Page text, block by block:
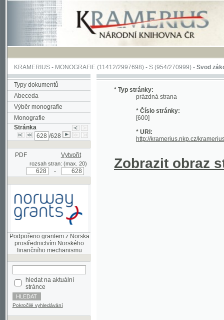
KRAMERIUS-MONOGRAFIE(11412/2997698) -S (954/270999)-Svod zákonův
Typy dokumentů
Abeceda
Výběr monografie
Monografie
Stránka
/628
PDF Vytvořit
rozsah stran: (max. 20)
Podpořeno grantem z Norska
prostřednictvím Norského
hledat na aktuální
stránce
Pokročilé vyhledávání
* Typ stránky:
prázdná strana
* Číslo stránky:
* URI: